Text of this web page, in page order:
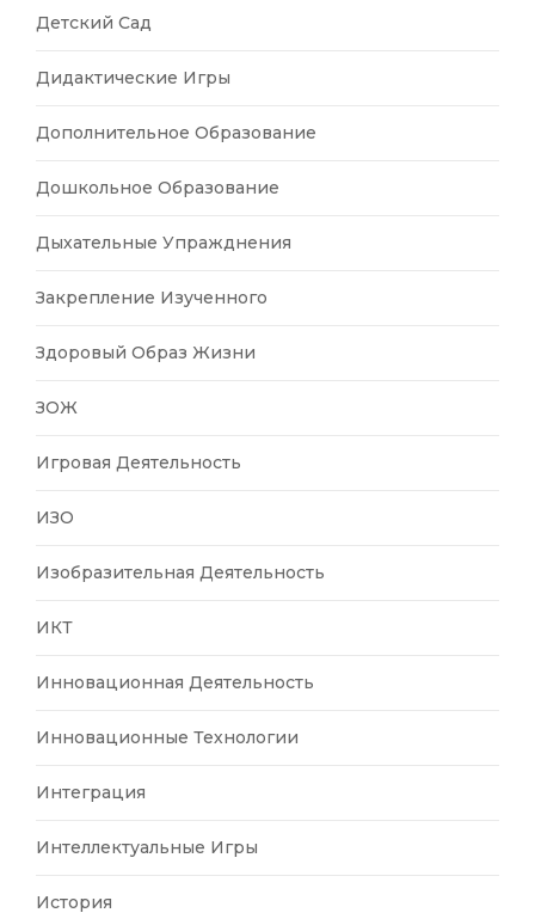
Детский Сад
Дидактические Игры
Дополнительное Образование
Дошкольное Образование
Дыхательные Упражднения
Закрепление Изученного
Здоровый Образ Жизни
ЗОЖ
Игровая Деятельность
ИЗО
Изобразительная Деятельность
ИКТ
Инновационная Деятельность
Инновационные Технологии
Интеграция
Интеллектуальные Игры
История